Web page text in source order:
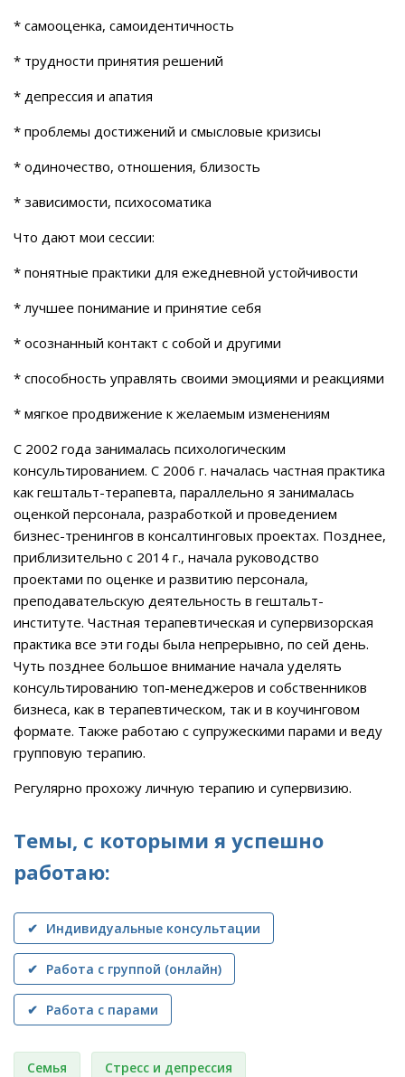
* самооценка, самоидентичность
* трудности принятия решений
* депрессия и апатия
* проблемы достижений и смысловые кризисы
* одиночество, отношения, близость
* зависимости, психосоматика
Что дают мои сессии:
* понятные практики для ежедневной устойчивости
* лучшее понимание и принятие себя
* осознанный контакт с собой и другими
* способность управлять своими эмоциями и реакциями
* мягкое продвижение к желаемым изменениям
С 2002 года занималась психологическим
консультированием. С 2006 г. началась частная практика
как гештальт-терапевта, параллельно я занималась
оценкой персонала, разработкой и проведением
бизнес-тренингов в консалтинговых проектах. Позднее,
приблизительно с 2014 г., начала руководство
проектами по оценке и развитию персонала,
преподавательскую деятельность в гештальт-
институте. Частная терапевтическая и супервизорская
практика все эти годы была непрерывно, по сей день.
Чуть позднее большое внимание начала уделять
консультированию топ-менеджеров и собственников
бизнеса, как в терапевтическом, так и в коучинговом
формате. Также работаю с супружескими парами и веду
групповую терапию.
Регулярно прохожу личную терапию и супервизию.
Темы, с которыми я успешно
работаю:
✔ Индивидуальные консультации
✔ Работа с группой (онлайн)
✔ Работа с парами
Семья Стресс и депрессия